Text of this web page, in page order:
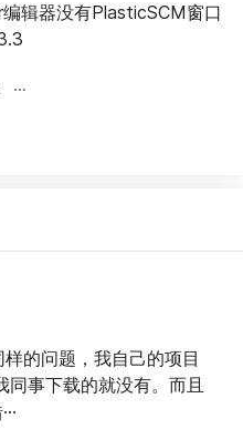
辑器没有PlasticSCM窗口
的问题，我自己的项目
事下载的就没有。而且